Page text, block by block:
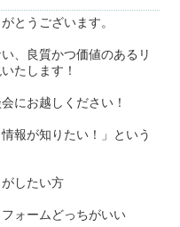
とうございます。
、良質かつ価値のあるリ
たします！
にお越しください！
報が知りたい！」という
したい方
ォームどっちがいい